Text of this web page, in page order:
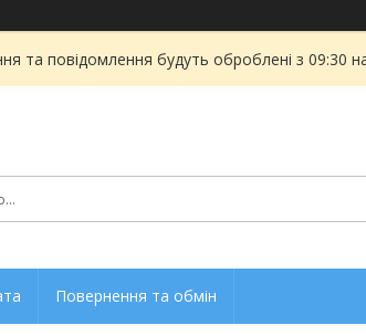
та повідомлення будуть оброблені з 09:30
Повернення та обмін